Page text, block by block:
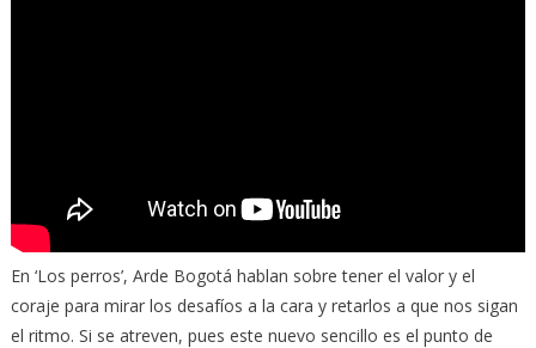
En ‘Los perros’, Arde Bogotá hablan sobre tener el valor y el
coraje para mirar los desafíos a la cara y retarlos a que nos sigan
el ritmo. Si se atreven, pues este nuevo sencillo es el punto de